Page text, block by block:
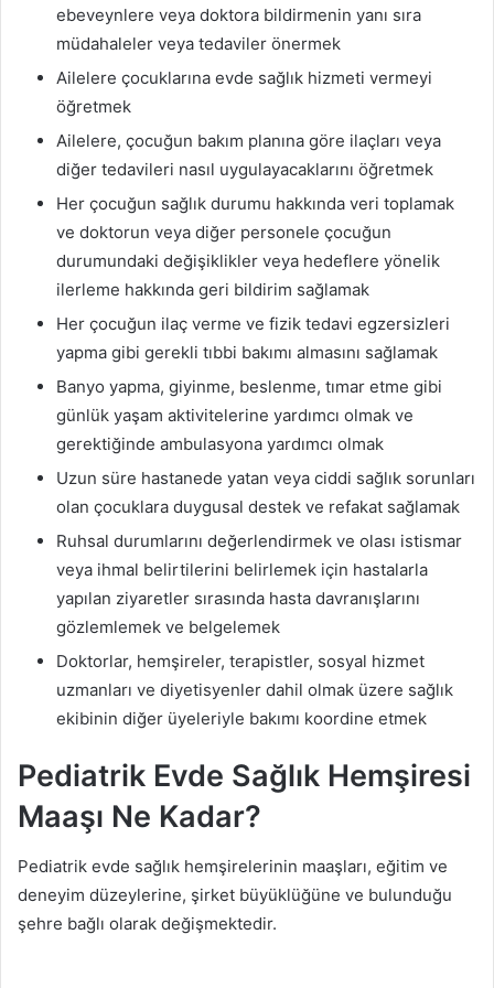
ebeveynlere veya doktora bildirmenin yanı sıra
müdahaleler veya tedaviler önermek
Ailelere çocuklarına evde sağlık hizmeti vermeyi
öğretmek
Ailelere, çocuğun bakım planına göre ilaçları veya
diğer tedavileri nasıl uygulayacaklarını öğretmek
Her çocuğun sağlık durumu hakkında veri toplamak
ve doktorun veya diğer personele çocuğun
durumundaki değişiklikler veya hedeflere yönelik
ilerleme hakkında geri bildirim sağlamak
Her çocuğun ilaç verme ve fizik tedavi egzersizleri
yapma gibi gerekli tıbbi bakımı almasını sağlamak
Banyo yapma, giyinme, beslenme, tımar etme gibi
günlük yaşam aktivitelerine yardımcı olmak ve
gerektiğinde ambulasyona yardımcı olmak
Uzun süre hastanede yatan veya ciddi sağlık sorunları
olan çocuklara duygusal destek ve refakat sağlamak
Ruhsal durumlarını değerlendirmek ve olası istismar
veya ihmal belirtilerini belirlemek için hastalarla
yapılan ziyaretler sırasında hasta davranışlarını
gözlemlemek ve belgelemek
Doktorlar, hemşireler, terapistler, sosyal hizmet
uzmanları ve diyetisyenler dahil olmak üzere sağlık
ekibinin diğer üyeleriyle bakımı koordine etmek
Pediatrik Evde Sağlık Hemşiresi
Maaşı Ne Kadar?
Pediatrik evde sağlık hemşirelerinin maaşları, eğitim ve
deneyim düzeylerine, şirket büyüklüğüne ve bulunduğu
şehre bağlı olarak değişmektedir.